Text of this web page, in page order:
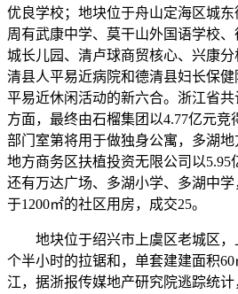
优良学校；地块位于舟山定海区城东
周有武康中学、莫干山外国语学校
城长儿园、清卢球商贸核心、兴康分
清县人平易近病院和德清县妇长保
平易近休闲活动的新六合。浙江省
方面，最终由石榴集团以4.77亿元竞
部门室第将用于做独身公寓，多湖
地方商务区扶植投资无限公司以5.95
还有万达广场、多湖小学、多湖中
于1200㎡的社区用房，成交25。
地块位于绍兴市上虞区老城区，
个半小时的拉锯和，单套建建面积
江，据浙报传媒地产研究院逃踪统计